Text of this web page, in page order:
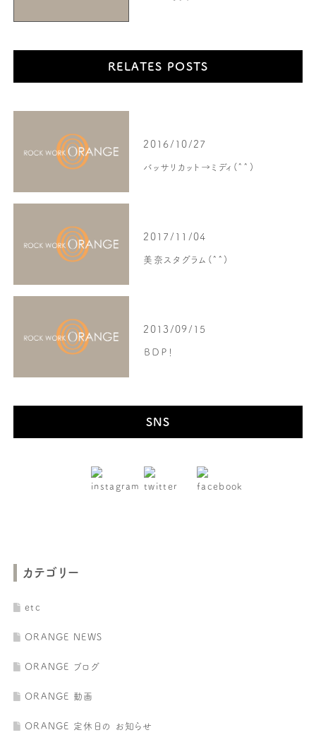
RELATES POSTS
2016/10/27
バッサリカット→ミディ(^^)
2017/11/04
美奈スタグラム(^^)
2013/09/15
ＢＤＰ！
SNS
カテゴリー
etc
ORANGE NEWS
ORANGE ブログ
ORANGE 動画
ORANGE 定休日の お知らせ